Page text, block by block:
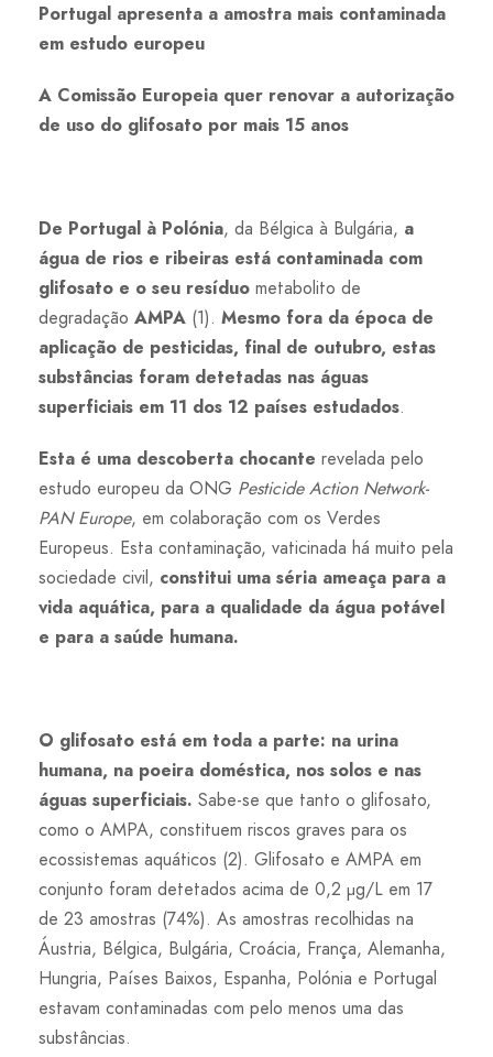
Portugal apresenta a amostra mais contaminada
em estudo europeu
A Comissão Europeia quer renovar a autorização
de uso do glifosato por mais 15 anos
De Portugal à Polónia, da Bélgica à Bulgária, a
água de rios e ribeiras está contaminada com
glifosato e o seu resíduo metabolito de
degradação AMPA (1). Mesmo fora da época de
aplicação de pesticidas, final de outubro, estas
substâncias foram detetadas nas águas
superficiais em 11 dos 12 países estudados.
Esta é uma descoberta chocante revelada pelo
estudo europeu da ONG Pesticide Action Network-
PAN Europe, em colaboração com os Verdes
Europeus. Esta contaminação, vaticinada há muito pela
sociedade civil, constitui uma séria ameaça para a
vida aquática, para a qualidade da água potável
e para a saúde humana.
O glifosato está em toda a parte: na urina
humana, na poeira doméstica, nos solos e nas
águas superficiais. Sabe-se que tanto o glifosato,
como o AMPA, constituem riscos graves para os
ecossistemas aquáticos (2). Glifosato e AMPA em
conjunto foram detetados acima de 0,2 μg/L em 17
de 23 amostras (74%). As amostras recolhidas na
Áustria, Bélgica, Bulgária, Croácia, França, Alemanha,
Hungria, Países Baixos, Espanha, Polónia e Portugal
estavam contaminadas com pelo menos uma das
substâncias.